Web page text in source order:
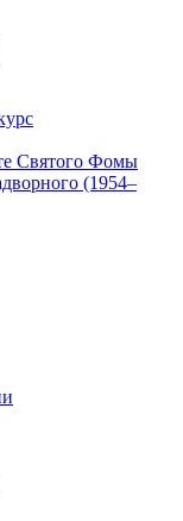
Святого Фомы
(1954–